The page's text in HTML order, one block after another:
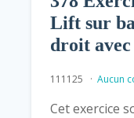
Lift sur
droit
111125 Aucun
Cet exercice